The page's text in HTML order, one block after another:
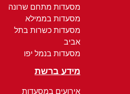
מסעדות מתחם שרונה
מסעדות בממילא
מסעדות כשרות בתל
אביב
מסעדות בנמל יפו
מידע ברשת
אירועים במסעדות